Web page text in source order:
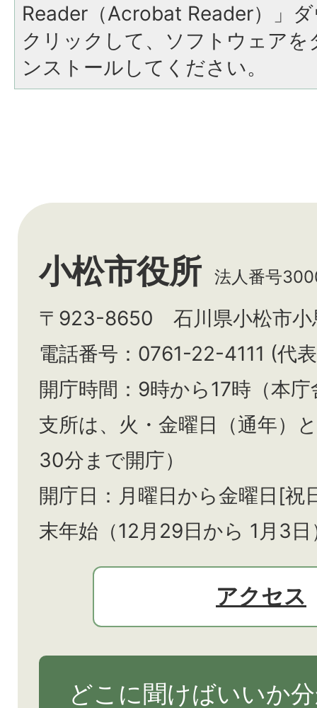
Reader（Acrobat Reader）」
クリックして、ソフトウェア
ンストールしてください。
小松市役所 法人番号
〒923-8650 石川県小松市小
電話番号：0761-22-4111 (代
開庁時間：9時から17時（本
支所は、火・金曜日（通年）と
30分まで開庁）
開庁日：月曜日から金曜日[祝
末年始（12月29日から 1月3
アクセス
どこに聞けばいいか